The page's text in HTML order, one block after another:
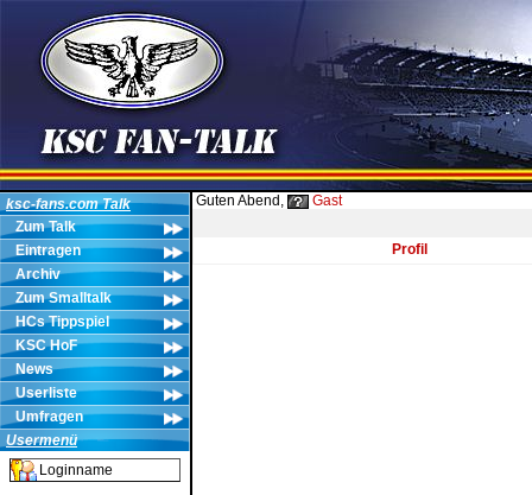
ksc-fans.com Talk
Zum Talk
Eintragen
Archiv
Zum Smalltalk
HCs Tippspiel
KSC HoF
News
Userliste
Umfragen
Usermenü
Guten Abend, Gast
Profil